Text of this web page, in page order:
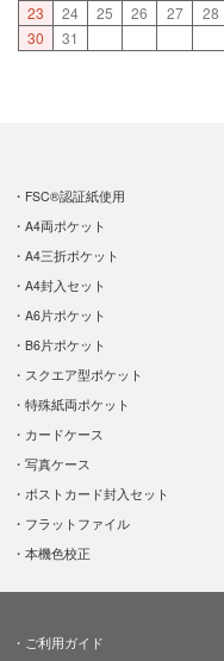
23
24 25 26 27 28
30
31
FSC®認証紙使用
A4両ポケット
A4三折ポケット
A4封入セット
A6片ポケット
B6片ポケット
スクエア型ポケット
特殊紙両ポケット
カードケース
写真ケース
ポストカード封入セット
フラットファイル
本機色校正
ご利用ガイド